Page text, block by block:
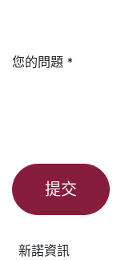
您的問題 *
提交
新諾資訊